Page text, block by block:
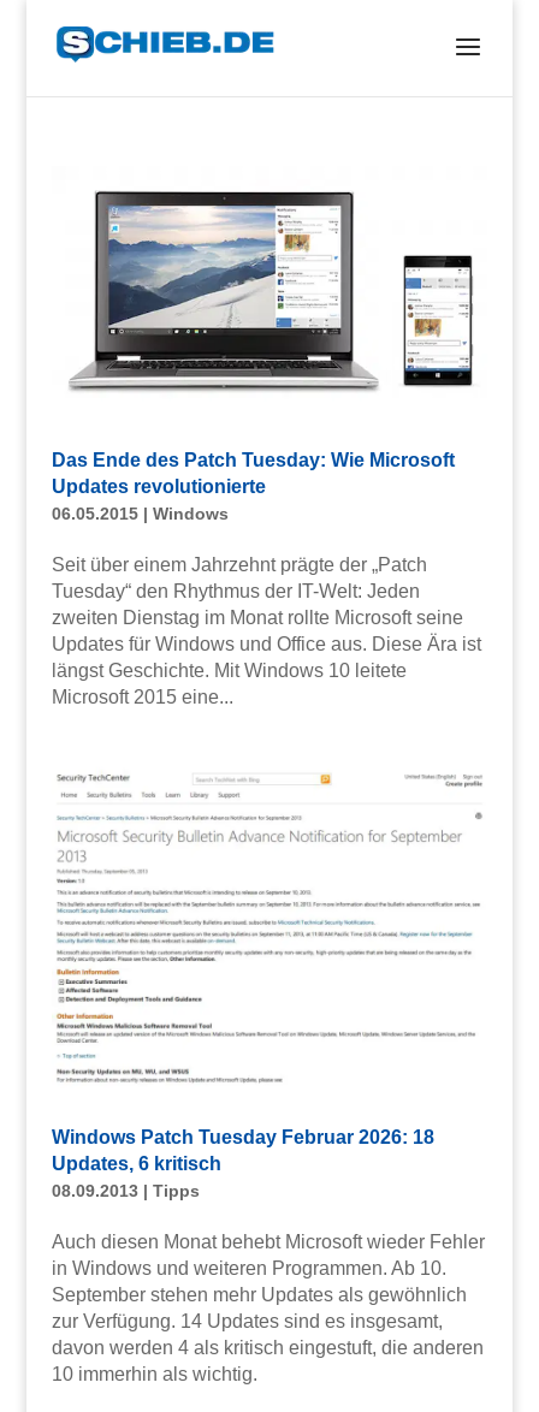
Das Ende des Patch Tuesday: Wie Microsoft
Updates revolutionierte
06.05.2015| Windows
Seit über einem Jahrzehnt prägte der „Patch
Tuesday“ den Rhythmus der IT-Welt: Jeden
zweiten Dienstag im Monat rollte Microsoft seine
Updates für Windows und Office aus. Diese Ära ist
längst Geschichte. Mit Windows 10 leitete
Microsoft 2015 eine...
Windows Patch Tuesday Februar 2026: 18
Updates, 6 kritisch
08.09.2013| Tipps
Auch diesen Monat behebt Microsoft wieder Fehler
in Windows und weiteren Programmen. Ab 10.
September stehen mehr Updates als gewöhnlich
zur Verfügung. 14 Updates sind es insgesamt,
davon werden 4 als kritisch eingestuft, die anderen
10 immerhin als wichtig.